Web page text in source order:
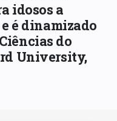
idosos a
é dinamizado
do
University,